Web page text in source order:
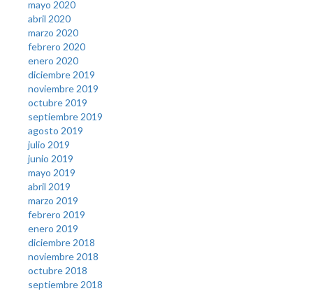
mayo 2020
abril 2020
marzo 2020
febrero 2020
enero 2020
diciembre 2019
noviembre 2019
octubre 2019
septiembre 2019
agosto 2019
julio 2019
junio 2019
mayo 2019
abril 2019
marzo 2019
febrero 2019
enero 2019
diciembre 2018
noviembre 2018
octubre 2018
septiembre 2018